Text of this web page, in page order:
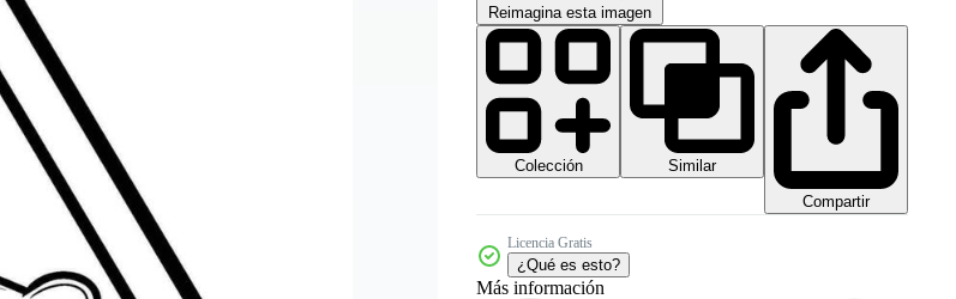
Reimagina esta imagen
Colección
Similar
Compartir
Licencia Gratis
¿Qué es esto?
Más información